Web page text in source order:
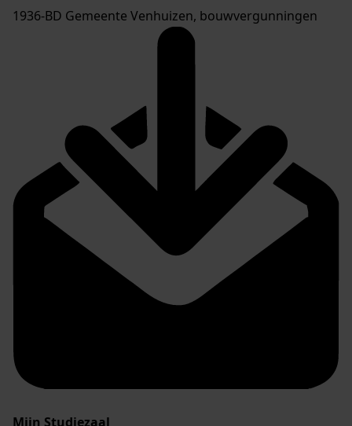
1936-BD Gemeente Venhuizen, bouwvergunningen
Mijn Studiezaal